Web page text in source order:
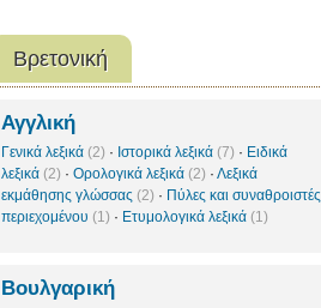
Βρετονική
Αγγλική
Γενικά λεξικά (2) · Ιστορικά λεξικά (7) · Ειδικά
λεξικά (2) · Ορολογικά λεξικά (2) · Λεξικά
εκμάθησης γλώσσας (2) · Πύλες και συναθροιστές
περιεχομένου (1) · Ετυμολογικά λεξικά (1)
Βουλγαρική